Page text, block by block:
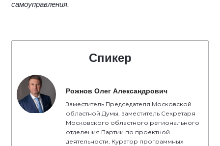
самоуправления.
Спикер
Рожнов Олег Александрович
Заместитель Председателя Московской
областной Думы, заместитель Секретаря
Московского областного регионального
отделения Партии по проектной
деятельности, Куратор программных